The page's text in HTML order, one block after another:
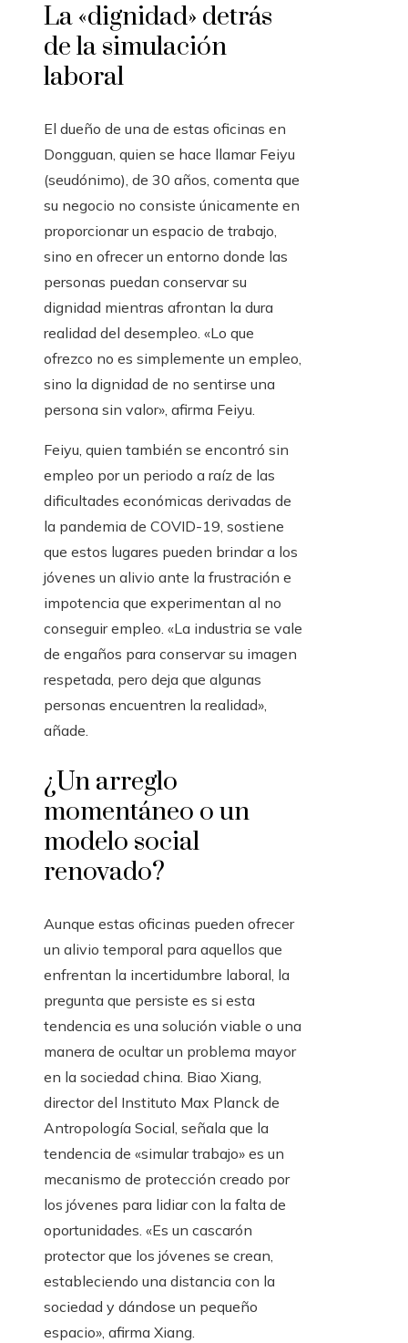
La «dignidad» detrás
de la simulación
laboral
El dueño de una de estas oficinas en
Dongguan, quien se hace llamar Feiyu
(seudónimo), de 30 años, comenta que
su negocio no consiste únicamente en
proporcionar un espacio de trabajo,
sino en ofrecer un entorno donde las
personas puedan conservar su
dignidad mientras afrontan la dura
realidad del desempleo. «Lo que
ofrezco no es simplemente un empleo,
sino la dignidad de no sentirse una
persona sin valor», afirma Feiyu.
Feiyu, quien también se encontró sin
empleo por un periodo a raíz de las
dificultades económicas derivadas de
la pandemia de COVID-19, sostiene
que estos lugares pueden brindar a los
jóvenes un alivio ante la frustración e
impotencia que experimentan al no
conseguir empleo. «La industria se vale
de engaños para conservar su imagen
respetada, pero deja que algunas
personas encuentren la realidad»,
añade.
¿Un arreglo
momentáneo o un
modelo social
renovado?
Aunque estas oficinas pueden ofrecer
un alivio temporal para aquellos que
enfrentan la incertidumbre laboral, la
pregunta que persiste es si esta
tendencia es una solución viable o una
manera de ocultar un problema mayor
en la sociedad china. Biao Xiang,
director del Instituto Max Planck de
Antropología Social, señala que la
tendencia de «simular trabajo» es un
mecanismo de protección creado por
los jóvenes para lidiar con la falta de
oportunidades. «Es un cascarón
protector que los jóvenes se crean,
estableciendo una distancia con la
sociedad y dándose un pequeño
espacio», afirma Xiang.